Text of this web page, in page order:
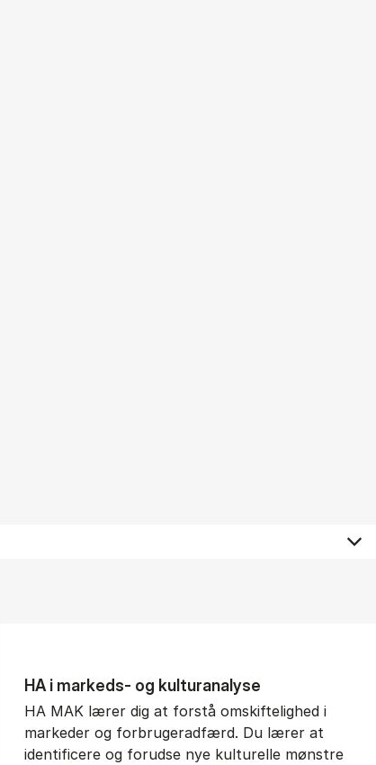
HA i mar­keds- og kul­tu­r­a­na­ly­se
HA MAK lærer dig at forstå omskiftelighed i
markeder og forbrugeradfærd. Du lærer at
identificere og forudse nye kulturelle mønstre